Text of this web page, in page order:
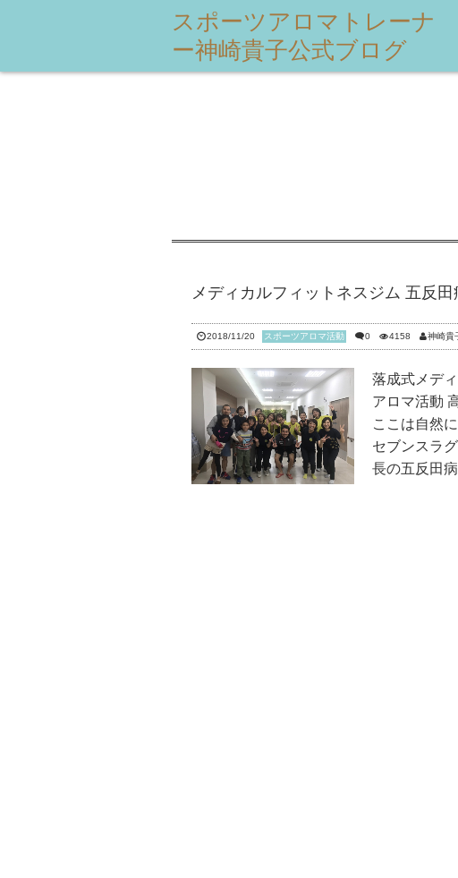
スポーツアロマトレーナ
ー神崎貴子公式ブログ
メディカルフィットネスジム 五反田
2018/11/20 スポーツアロマ活動 0 4158 神崎貴
落成式メデ
アロマ活動
ここは自然
セブンスラ
長の五反田